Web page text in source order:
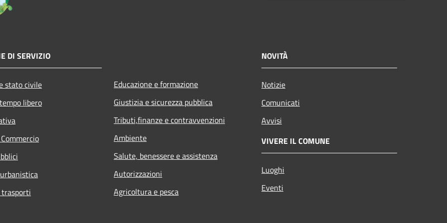
DI SERVIZIO
stato civile
libero
Educazione e formazione
Giustizia e sicurezza pubblica
Tributi,finanze e contravvenzioni
Ambiente
Salute, benessere e assistenza
Autorizzazioni
Agricoltura e pesca
NOVITÀ
Notizie
Comunicati
Avvisi
VIVERE IL COMUNE
Luoghi
Eventi